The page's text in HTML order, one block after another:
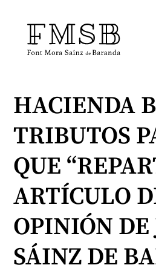
Home
Font Mora Sainz de
Team
Services
HACIENDA
TRIBUTOS
QUE
ARTÍCULO
OPINIÓN DE
SÁINZ DE